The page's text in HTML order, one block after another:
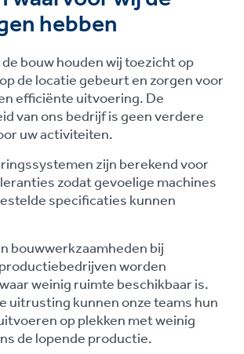
hebben
bouw houden wij toezicht op
de locatie gebeurt en zorgen voor
efficiënte uitvoering. De
van ons bedrijf is geen verdere
uw activiteiten.
zijn berekend voor
zodat gevoelige machines
specificaties kunnen
bouwwerkzaamheden bij
worden
weinig ruimte beschikbaar is.
uitrusting kunnen onze teams hun
op plekken met weinig
de lopende productie.